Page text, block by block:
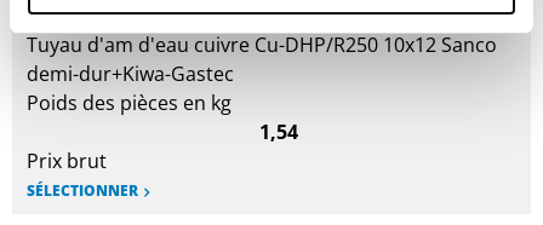
Description
Tuyau d'am d'eau cuivre Cu-DHP/R250 10x12 Sanco
demi-dur+Kiwa-Gastec
Poids des pièces en kg
1,54
Prix brut
SÉLECTIONNER